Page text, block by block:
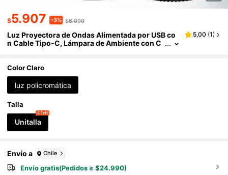
$5.907 -3% $6.090
Luz Proyectora de Ondas Alimentada por USB co
n Cable Tipo-C, Lámpara de Ambiente con C
5,00 (1)
Color Claro
luz policromática
Talla
Unitalla
1 left
Envío a Chile
Envío gratis(Pedidos ≥ $24.990)